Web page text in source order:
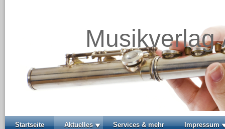
Musikverlag
Startseite Aktuelles Services & mehr Impressum